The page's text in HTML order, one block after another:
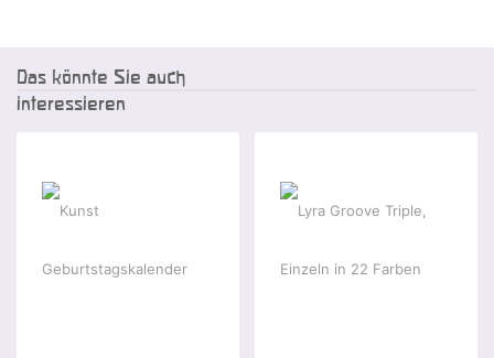
Das könnte Sie auch
interessieren